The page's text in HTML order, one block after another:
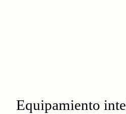
Equipamiento